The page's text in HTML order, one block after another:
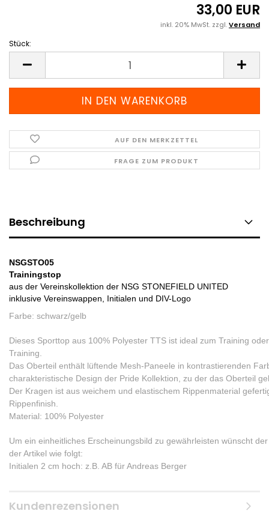
33,00 EUR
inkl. 20% MwSt. zzgl.Versand
Stück:
AUF DEN MERKZETTEL
FRAGE ZUM PRODUKT
Beschreibung
NSGSTO05
Trainingstop
aus der Vereinskollektion der NSG STONEFIELD UNITED
inklusive Vereinswappen, Initialen und DIV-Logo
Farbe: schwarz/gelb
Dieses Sporttop aus 100% Polyester TTS ist ideal zum Training
Training.
Das Oberteil enthält lüftende Mesh-Paneele in kontrastierenden
charakteristische Design der Pride Kollektion, zu der das Oberteil
Der Kragen ist aus weichem und elastischem Rippenmaterial
Rippenfinish.
Material: 100% Polyester
Um ein einheitliches Erscheinungsbild zu gewährleisten wünscht
der Artikel wie folgt:
Initialen 2 cm hoch: z.B. AB für Andreas Berger
Kundenrezensionen